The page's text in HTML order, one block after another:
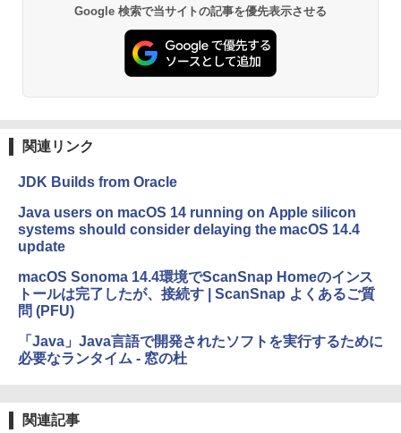
Google 検索で当サイトの記事を優先表示させる
関連リンク
JDK Builds from Oracle
Java users on macOS 14 running on Apple silicon
systems should consider delaying the macOS 14.4
update
macOS Sonoma 14.4環境でScanSnap Homeのインス
トールは完了したが、接続す | ScanSnap よくあるご質
問 (PFU)
「Java」Java言語で開発されたソフトを実行するために
必要なランタイム - 窓の杜
関連記事